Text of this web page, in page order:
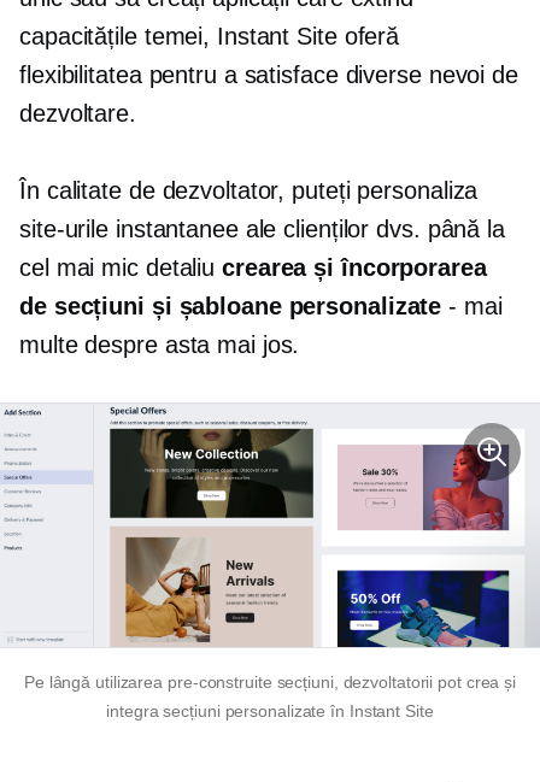
capacitățile temei, Instant Site oferă
flexibilitatea pentru a satisface diverse nevoi de
dezvoltare.
În calitate de dezvoltator, puteți personaliza
site-urile instantanee ale clienților dvs. până la
cel mai mic detaliu crearea și încorporarea
de secțiuni și șabloane personalizate - mai
multe despre asta mai jos.
Pe lângă utilizarea pre-construite secțiuni, dezvoltatorii pot crea și
integra secțiuni personalizate în Instant Site